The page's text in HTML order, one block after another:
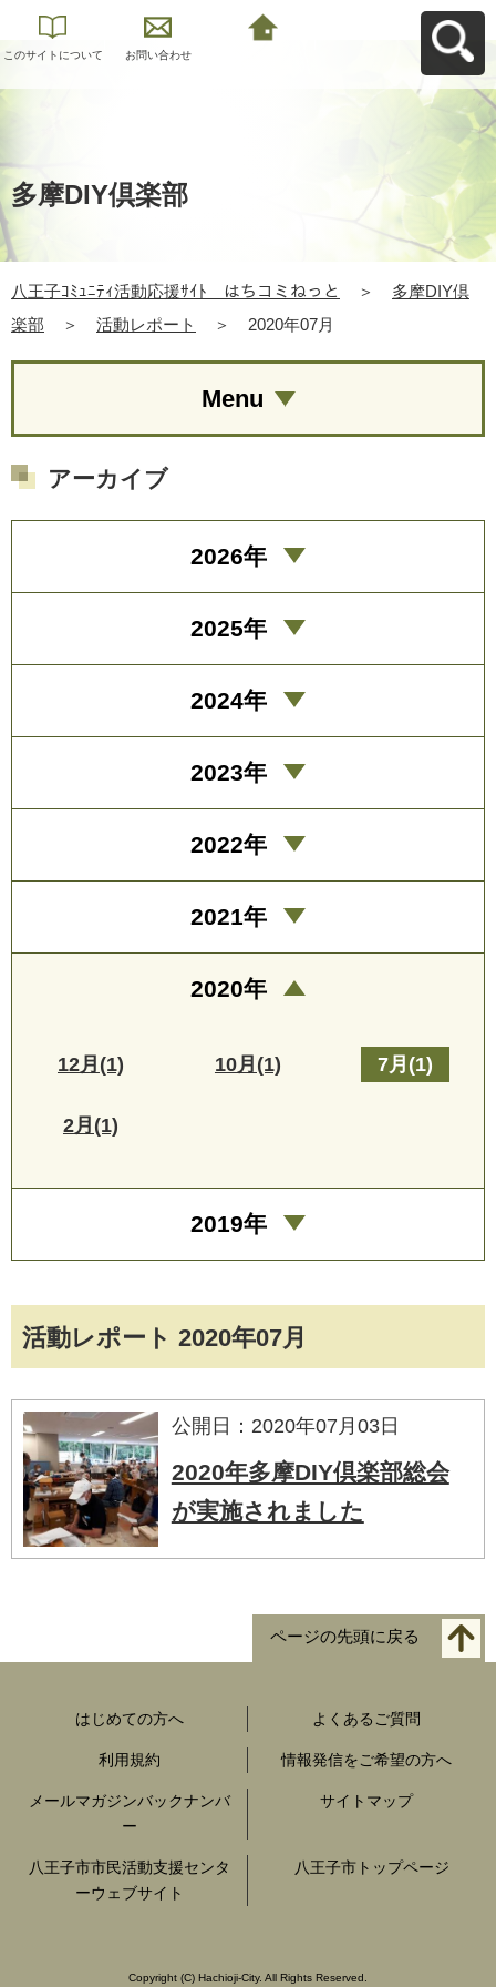
このサイトについて お問い合わせ
多摩DIY倶楽部
八王子ｺﾐｭﾆﾃｨ活動応援ｻｲﾄ はちコミねっと ＞
多摩DIY倶
楽部
＞ 活動レポート ＞ 2020年07月
活動レポート 2020年07月
公開日：2020年07月03日
2020年多摩DIY倶楽部総会
が実施されました
Menu
アーカイブ
2026年
2025年
2024年
2023年
2022年
2021年
2020年
12月(1) 10月(1) 7月(1)
2月(1)
2019年
ページの先頭に戻る
はじめての方へ よくあるご質問
利用規約 情報発信をご希望の方へ
メールマガジンバックナンバ
ー
サイトマップ
八王子市市民活動支援センタ
ーウェブサイト
八王子市トップページ
Copyright (C) Hachioji-City. All Rights Reserved.